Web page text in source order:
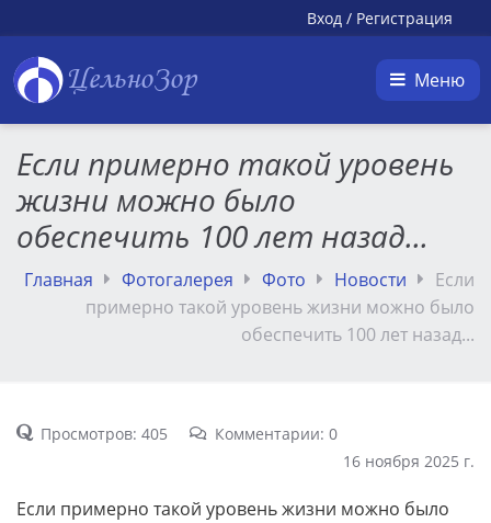
Вход / Регистрация
ЦельноЗор Меню
Если примерно такой уровень
жизни можно было
обеспечить 100 лет назад...
Главная Фотогалерея Фото Новости
Если
примерно такой уровень жизни можно было
обеспечить 100 лет назад...
Просмотров: 405
Комментарии: 0
16 ноября 2025 г.
Если примерно такой уровень жизни можно было